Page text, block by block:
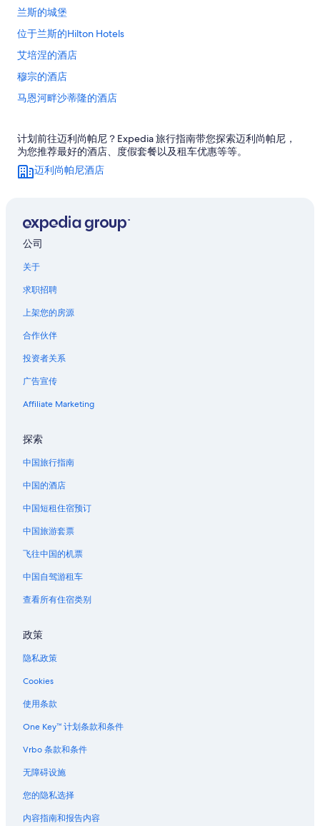
兰斯的城堡
位于兰斯的Hilton Hotels
艾培涅的酒店
穆宗的酒店
马恩河畔沙蒂隆的酒店
奥布河畔阿尔西的酒店
西耶里的酒店
圣维讷的公寓
圣瑞利安莱维拉的酒店
香槟的乡间别墅
香槟的酒店
香槟的私人度假屋
葛兰皮衣的酒店
佩西科斯东的酒店
吕代的酒店
计划前往迈利尚帕尼？Expedia 旅行指南带您探索迈利尚帕尼，
为您推荐最好的酒店、度假套餐以及租车优惠等等。
迈利尚帕尼酒店
公司
关于
求职招聘
上架您的房源
合作伙伴
投资者关系
广告宣传
Affiliate Marketing
探索
中国旅行指南
中国的酒店
中国短租住宿预订
中国旅游套票
飞往中国的机票
中国自驾游租车
查看所有住宿类别
政策
隐私政策
Cookies
使用条款
One Key™ 计划条款和条件
Vrbo 条款和条件
无障碍设施
您的隐私选择
内容指南和报告内容